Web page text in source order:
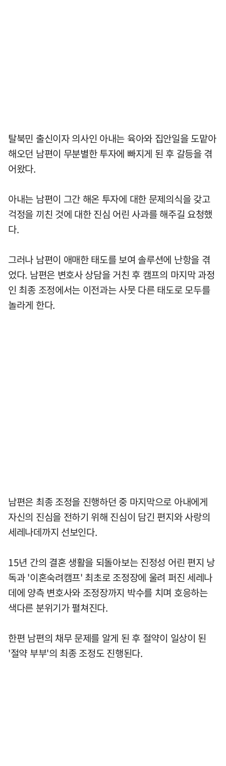
탈북민 출신이자 의사인 아내는 육아와 집안일을 도맡아
해오던 남편이 무분별한 투자에 빠지게 된 후 갈등을 겪
어왔다.
아내는 남편이 그간 해온 투자에 대한 문제의식을 갖고
걱정을 끼친 것에 대한 진심 어린 사과를 해주길 요청했
다.
그러나 남편이 애매한 태도를 보여 솔루션에 난항을 겪
었다. 남편은 변호사 상담을 거친 후 캠프의 마지막 과정
인 최종 조정에서는 이전과는 사뭇 다른 태도로 모두를
놀라게 한다.
남편은 최종 조정을 진행하던 중 마지막으로 아내에게
자신의 진심을 전하기 위해 진심이 담긴 편지와 사랑의
세레나데까지 선보인다.
15년 간의 결혼 생활을 되돌아보는 진정성 어린 편지 낭
독과 '이혼숙려캠프' 최초로 조정장에 울려 퍼진 세레나
데에 양측 변호사와 조정장까지 박수를 치며 호응하는
색다른 분위기가 펼쳐진다.
한편 남편의 채무 문제를 알게 된 후 절약이 일상이 된
'절약 부부'의 최종 조정도 진행된다.